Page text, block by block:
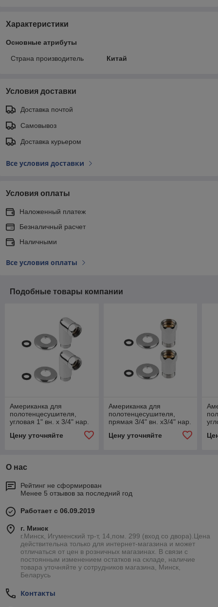
Характеристики
Основные атрибуты
Страна производитель Китай
Условия доставки
Доставка почтой
Самовывоз
Доставка курьером
Все условия доставки
Условия оплаты
Наложенный платеж
Безналичный расчет
Наличными
Все условия оплаты
Подобные товары компании
Американка для
полотенцесушителя,
угловая 1" вн. х 3/4" нар.
Engineering , Китай
Цену уточняйте
Американка для
полотенцесушителя,
прямая 3/4" вн. х3/4" нар.
Engineering , Китай
Цену уточняйте
О нас
Рейтинг не сформирован
Менее 5 отзывов за последний год
Работает с 06.09.2019
г. Минск
г.Минск, Игуменский тр-т, 14,пом. 299 (вход со двора).Цена
действительна только для интернет-магазина и может
отличаться от цен в розничных магазинах. В связи с
постоянным изменением остатков на складе, наличие
товара уточняйте у сотрудников магазина, Минск,
Беларусь
Контакты